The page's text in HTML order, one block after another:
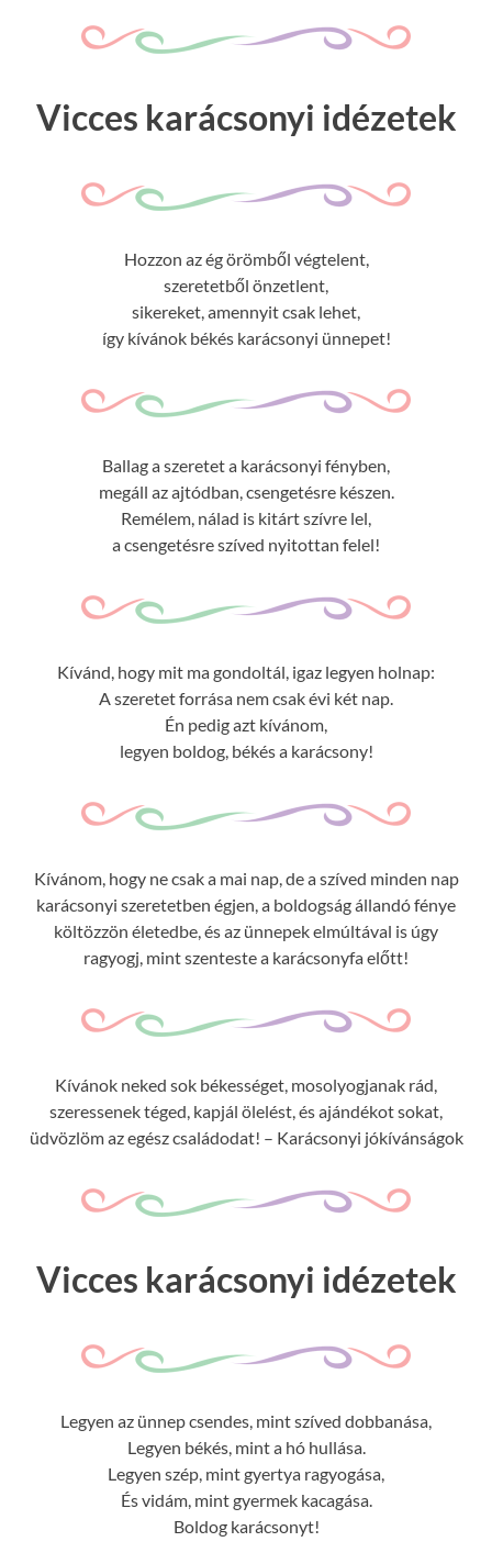
Vicces karácsonyi idézetek
Hozzon az ég örömből végtelent,
szeretetből önzetlent,
sikereket, amennyit csak lehet,
így kívánok békés karácsonyi ünnepet!
Ballag a szeretet a karácsonyi fényben,
megáll az ajtódban, csengetésre készen.
Remélem, nálad is kitárt szívre lel,
a csengetésre szíved nyitottan felel!
Kívánd, hogy mit ma gondoltál, igaz legyen holnap:
A szeretet forrása nem csak évi két nap.
Én pedig azt kívánom,
legyen boldog, békés a karácsony!
Kívánom, hogy ne csak a mai nap, de a szíved minden nap
karácsonyi szeretetben égjen, a boldogság állandó fénye
költözzön életedbe, és az ünnepek elmúltával is úgy
ragyogj, mint szenteste a karácsonyfa előtt!
Kívánok neked sok békességet, mosolyogjanak rád,
szeressenek téged, kapjál ölelést, és ajándékot sokat,
üdvözlöm az egész családodat! – Karácsonyi jókívánságok
Vicces karácsonyi idézetek
Legyen az ünnep csendes, mint szíved dobbanása,
Legyen békés, mint a hó hullása.
Legyen szép, mint gyertya ragyogása,
És vidám, mint gyermek kacagása.
Boldog karácsonyt!